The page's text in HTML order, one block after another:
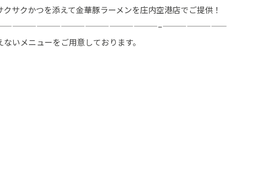
サクかつを添えて金華豚ラーメンを庄内空港店でご提供！
いメニューをご用意しております。